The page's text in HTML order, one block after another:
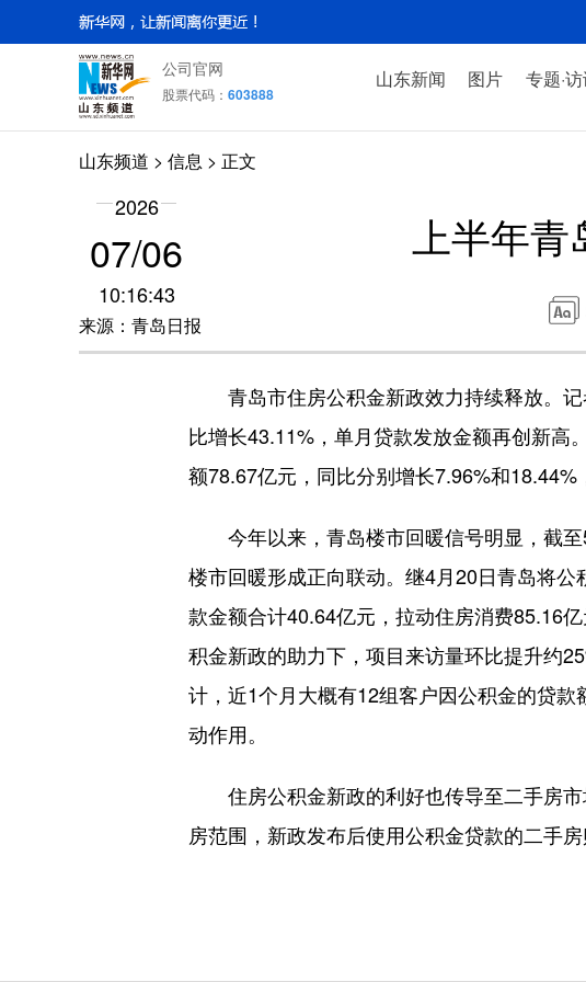
公司官网
股票代码： 603888
山东新闻 图片 专题·
山东频道 > 信息 > 正文
2026
07/06
10:16:43
来源：青岛日报
上半年青
青岛市住房公积金新政效力持续释放。记
比增长43.11%，单月贷款发放金额再创新高
额78.67亿元，同比分别增长7.96%和
今年以来，青岛楼市回暖信号明显，截至
楼市回暖形成正向联动。继4月20日青岛将
款金额合计40.64亿元，拉动住房消费85.16
积金新政的助力下，项目来访量环比提升约
计，近1个月大概有12组客户因公积金的贷
动作用。
住房公积金新政的利好也传导至二手房市
房范围，新政发布后使用公积金贷款的二手